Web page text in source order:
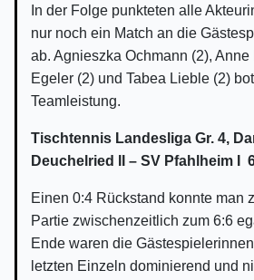
In der Folge punkteten alle
nur noch ein Match an die
ab. Agnieszka Ochmann (2), Anne
Egeler (2) und Tabea Lieble (2)
Teamleistung.
Tischtennis Landesliga Gr. 4,
Deuchelried II – SV Pfahlheim I
Einen 0:4 Rückstand konnte man
Partie zwischenzeitlich zum 6:6
Ende waren die
letzten Einzeln dominierend und